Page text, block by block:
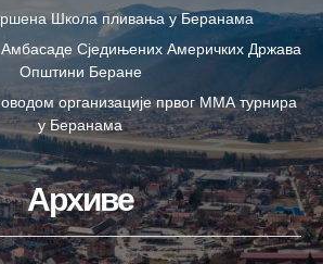
Школа пливања у Беранама
Амбасаде Сједињених Америчких Држава
Општини Беране
организације првог ММА турнира
у Беранама
Архиве